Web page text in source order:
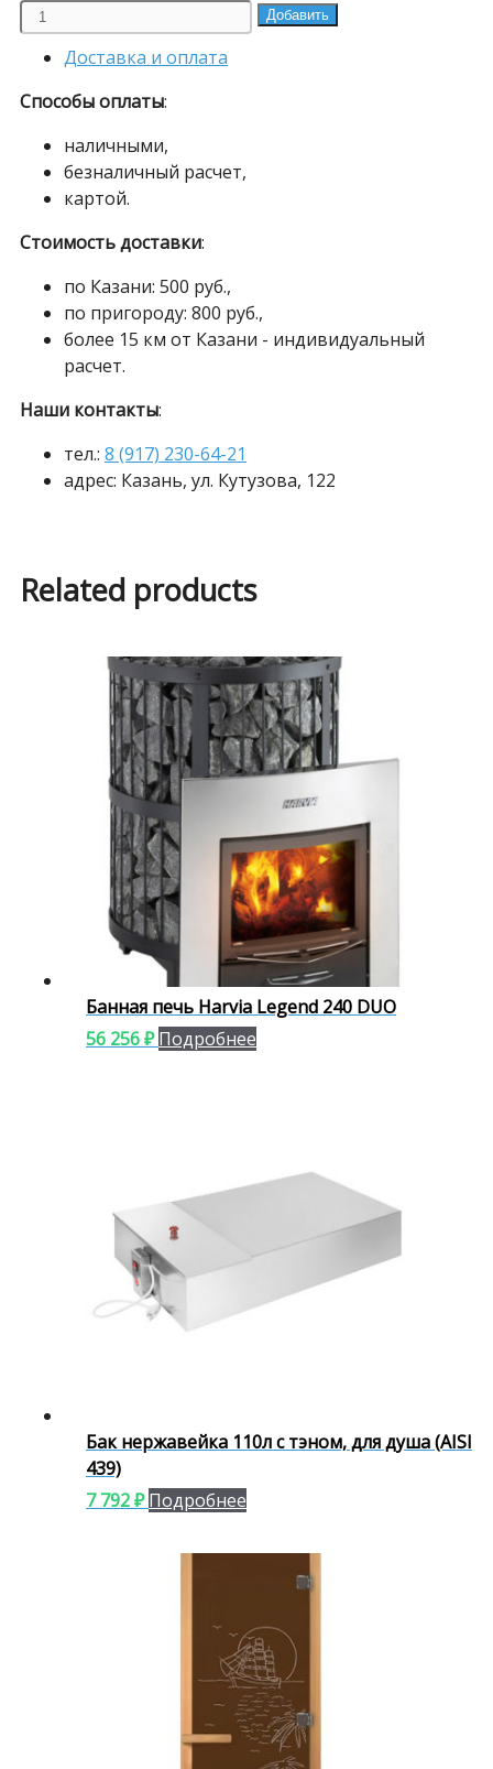
Портал
для
печей
СТАРЫЙ
Песочный
quantity
Добавить
Доставка и оплата
Способы оплаты:
наличными,
безналичный расчет,
картой.
Стоимость доставки:
по Казани: 500 руб.,
по пригороду: 800 руб.,
более 15 км от Казани - индивидуальный
расчет.
Наши контакты:
тел.: 8 (917) 230-64-21
адрес: Казань, ул. Кутузова, 122
Related products
Банная печь Harvia Legend 240 DUO
56 256₽ Подробнее
Бак нержавейка 110л с тэном, для душа (AISI
439)
7 792₽ Подробнее